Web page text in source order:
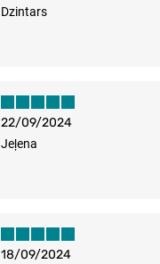
Dzintars
22/09/2024
Jeļena
18/09/2024